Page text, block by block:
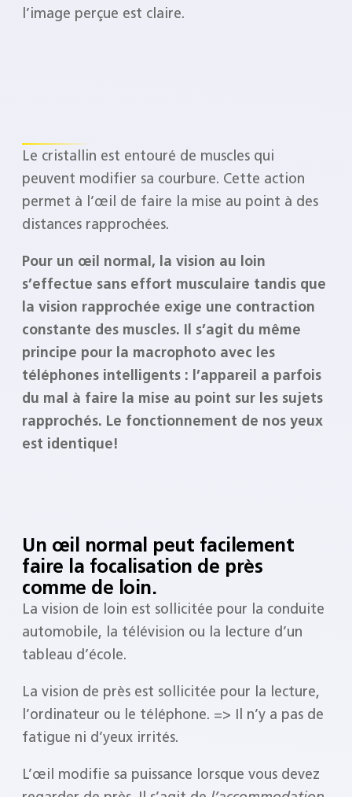
l’image perçue est claire.
Le cristallin est entouré de muscles qui
peuvent modifier sa courbure. Cette action
permet à l’œil de faire la mise au point à des
distances rapprochées.
Pour un œil normal, la vision au loin
s’effectue sans effort musculaire tandis que
la vision rapprochée exige une contraction
constante des muscles. Il s’agit du même
principe pour la macrophoto avec les
téléphones intelligents : l’appareil a parfois
du mal à faire la mise au point sur les sujets
rapprochés. Le fonctionnement de nos yeux
est identique!
Un œil normal peut facilement
faire la focalisation de près
comme de loin.
La vision de loin est sollicitée pour la conduite
automobile, la télévision ou la lecture d’un
tableau d’école.
La vision de près est sollicitée pour la lecture,
l’ordinateur ou le téléphone. => Il n’y a pas de
fatigue ni d’yeux irrités.
L’œil modifie sa puissance lorsque vous devez